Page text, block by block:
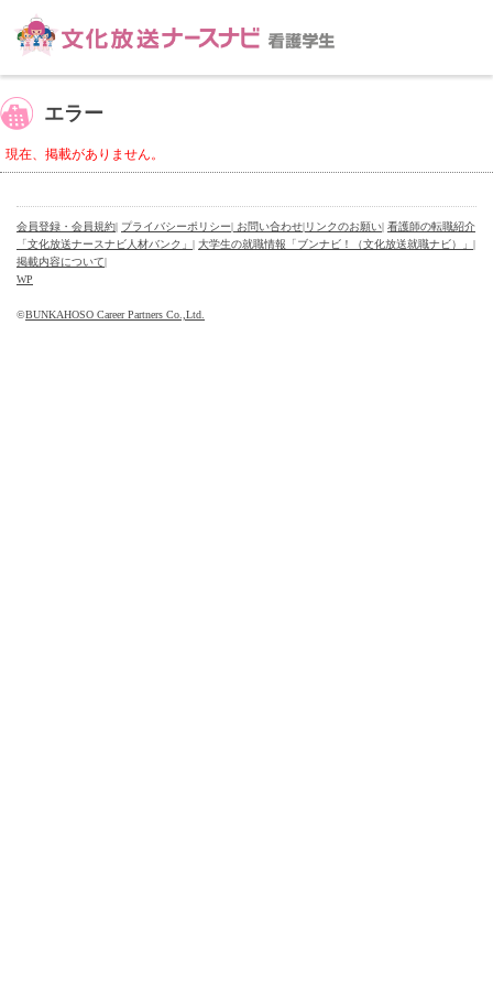
エラー
現在、掲載がありません。
会員登録・会員規約| プライバシーポリシー| お問い合わせ|リンクのお願い| 看護師の転職紹介
「文化放送ナースナビ人材バンク」 | 大学生の就職情報「ブンナビ！（文化放送就職ナビ）」 |
掲載内容について|
WP
©BUNKAHOSO Career Partners Co.,Ltd.